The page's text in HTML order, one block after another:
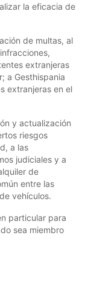
la eficacia de
de multas, al
extranjeras
a Gesthispania
extranjeras en el
y actualización
riesgos
a las
judiciales y a
de
entre las
vehículos.
particular para
sea miembro